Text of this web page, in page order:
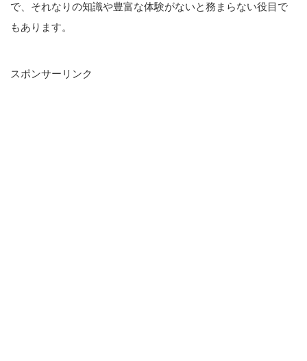
で、それなりの知識や豊富な体験がないと務まらない役目で
もあります。
スポンサーリンク